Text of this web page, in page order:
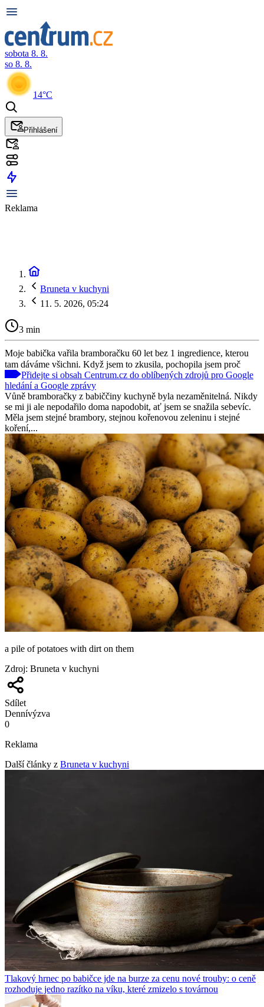
sobota 8. 8.
so 8. 8.
14°C
Přihlášení
Reklama
Bruneta v kuchyni
11. 5. 2026, 05:24
3 min
Moje babička vařila bramboračku 60 let bez 1 ingredience, kterou
tam dáváme všichni. Když jsem to zkusila, pochopila jsem proč
Přidejte si obsah Centrum.cz do oblíbených zdrojů pro Google
hledání a Google zprávy
Vůně bramboračky z babiččiny kuchyně byla nezaměnitelná. Nikdy
se mi ji ale nepodařilo doma napodobit, ať jsem se snažila sebevíc.
Měla jsem stejné brambory, stejnou kořenovou zeleninu i stejné
koření,...
a pile of potatoes with dirt on them
Zdroj: Bruneta v kuchyni
Sdílet
Dennívýzva
0
Reklama
Další články z Bruneta v kuchyni
Tlakový hrnec po babičce jde na burze za cenu nové trouby: o ceně
rozhoduje jedno razítko na víku, které zmizelo s továrnou